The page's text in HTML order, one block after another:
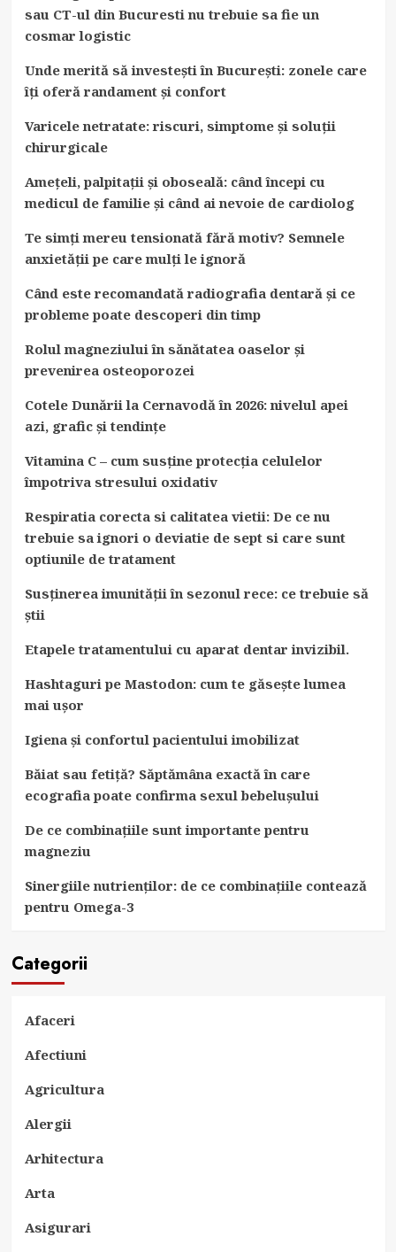
sau CT-ul din Bucuresti nu trebuie sa fie un
cosmar logistic
Unde merită să investești în București: zonele care
îți oferă randament și confort
Varicele netratate: riscuri, simptome și soluții
chirurgicale
Amețeli, palpitații și oboseală: când începi cu
medicul de familie și când ai nevoie de cardiolog
Te simți mereu tensionată fără motiv? Semnele
anxietății pe care mulți le ignoră
Când este recomandată radiografia dentară și ce
probleme poate descoperi din timp
Rolul magneziului în sănătatea oaselor și
prevenirea osteoporozei
Cotele Dunării la Cernavodă în 2026: nivelul apei
azi, grafic și tendințe
Vitamina C – cum susține protecția celulelor
împotriva stresului oxidativ
Respiratia corecta si calitatea vietii: De ce nu
trebuie sa ignori o deviatie de sept si care sunt
optiunile de tratament
Susținerea imunității în sezonul rece: ce trebuie să
știi
Etapele tratamentului cu aparat dentar invizibil.
Hashtaguri pe Mastodon: cum te găsește lumea
mai ușor
Igiena și confortul pacientului imobilizat
Băiat sau fetiță? Săptămâna exactă în care
ecografia poate confirma sexul bebelușului
De ce combinațiile sunt importante pentru
magneziu
Sinergiile nutrienților: de ce combinațiile contează
pentru Omega-3
Categorii
Afaceri
Afectiuni
Agricultura
Alergii
Arhitectura
Arta
Asigurari